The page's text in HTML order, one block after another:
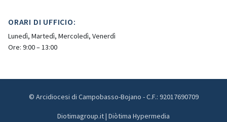
ORARI DI UFFICIO:
Lunedì, Martedì, Mercoledì, Venerdì
Ore: 9:00 – 13:00
© Arcidiocesi di Campobasso-Bojano - C.F.: 92017690709
Diotimagroup.it | Diòtima Hypermedia